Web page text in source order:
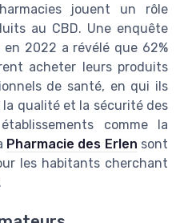
jouent un rôle
au CBD. Une enquête
en 2022 a révélé que 62%
acheter leurs produits
de santé, en qui ils
qualité et la sécurité des
comme la
Pharmacie des Erlen sont
les habitants cherchant